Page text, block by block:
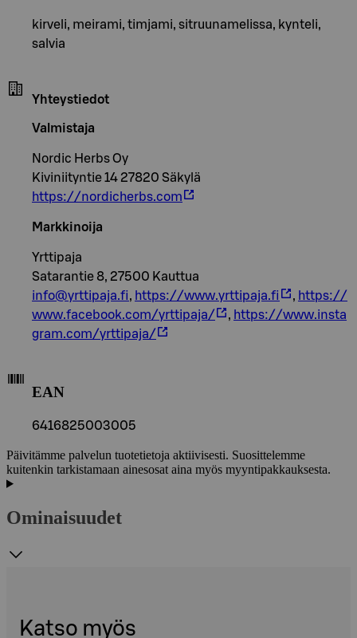
kirveli, meirami, timjami, sitruunamelissa, kynteli,
salvia
Yhteystiedot
Valmistaja
Nordic Herbs Oy
Kiviniityntie 14 27820 Säkylä
https://nordicherbs.com
Markkinoija
Yrttipaja
Satarantie 8, 27500 Kauttua
info@yrttipaja.fi, https://www.yrttipaja.fi , https://
www.facebook.com/yrttipaja/
, https://www.insta
gram.com/yrttipaja/
EAN
6416825003005
Päivitämme palvelun tuotetietoja aktiivisesti. Suosittelemme
kuitenkin tarkistamaan ainesosat aina myös myyntipakkauksesta.
Ominaisuudet
Katso myös